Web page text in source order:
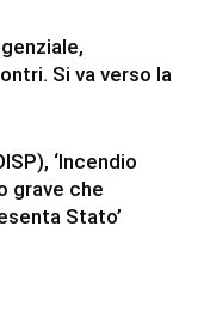
Si va verso la
‘Incendio
grave che
Stato’